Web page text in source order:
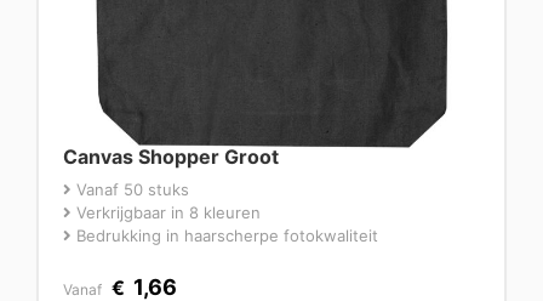
Canvas Shopper Groot
Vanaf 50 stuks
Verkrijgbaar in 8 kleuren
Bedrukking in haarscherpe fotokwaliteit
Vanaf € 1,66